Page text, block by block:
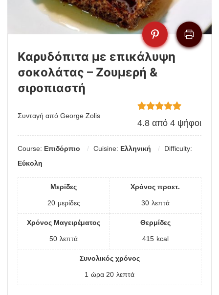
Καρυδόπιτα με επικάλυψη
σοκολάτας – Ζουμερή &
σιροπιαστή
Συνταγή από George Zolis
4.8 από 4 ψήφοι
Course: Επιδόρπιο Cuisine: Ελληνική
Difficulty:
Εύκολη
Μερίδες
20 μερίδες
Χρόνος προετ.
30 λεπτά
Χρόνος Μαγειρέματος
50 λεπτά
Θερμίδες
415 kcal
Συνολικός χρόνος
1 ώρα 20 λεπτά